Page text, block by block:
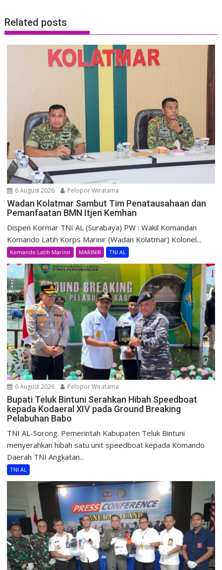
Related posts
6 August 2026 Pelopor Wiratama
Wadan Kolatmar Sambut Tim Penatausahaan dan
Pemanfaatan BMN Itjen Kemhan
Dispen Kormar TNI AL (Surabaya) PW : Wakil Komandan
Komando Latih Korps Marinir (Wadan Kolatmar) Kolonel...
Komando Latih Marinir MARINIR TNI AL
6 August 2026 Pelopor Wiratama
Bupati Teluk Bintuni Serahkan Hibah Speedboat
kepada Kodaeral XIV pada Ground Breaking
Pelabuhan Babo
TNI AL-Sorong. Pemerintah Kabupaten Teluk Bintuni
menyerahkan hibah satu unit speedboat kepada Komando
Daerah TNI Angkatan...
TNI AL